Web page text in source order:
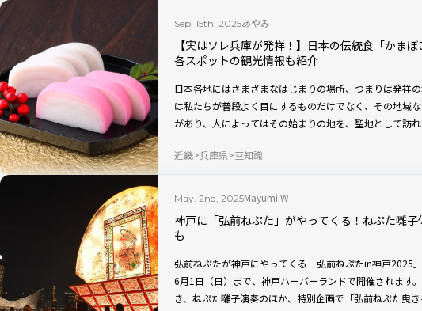
Sep. 15th, 2025あやみ
【実はソレ兵庫が発祥！】日本の伝統食「かま
各スポットの観光情報も紹介
日本各地にはさまざまなはじまりの場所、つまりは発祥
は私たちが普段よく目にするものだけでなく、その地域
があり、人によってはその始まりの地を、聖地として訪
近畿 兵庫県 豆知識
May. 2nd, 2025Mayumi.W
神戸に「弘前ねぷた」がやってくる！ねぷた囃
も
弘前ねぷたが神戸にやってくる「弘前ねぷたin神戸2025
6月1日（日）まで、神戸ハーバーランドで開催されます
き、ねぷた囃子演奏のほか、特別企画で「弘前ねぷた曳